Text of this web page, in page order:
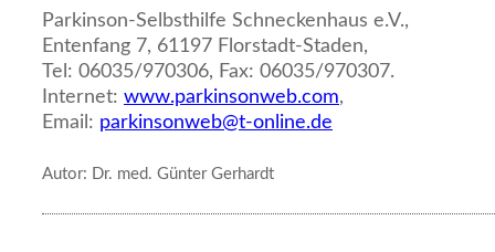
Parkinson-Selbsthilfe Schneckenhaus e.V.,
Entenfang 7, 61197 Florstadt-Staden,
Tel: 06035/970306, Fax: 06035/970307.
Internet: www.parkinsonweb.com,
Email: parkinsonweb@t-online.de
Autor: Dr. med. Günter Gerhardt